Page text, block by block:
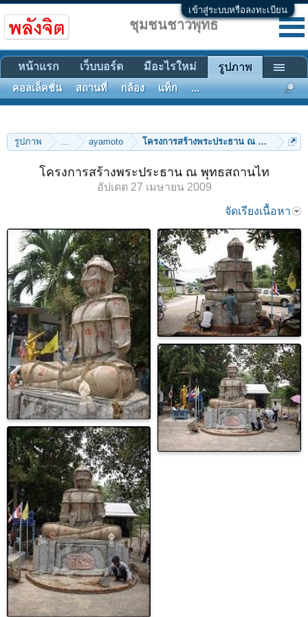
เข้าสู่ระบบหรือลงทะเบียน
รูปภาพ ... ayamoto โครงการสร้างพระประธาน ณ พุทธสถานไท
โครงการสร้างพระประธาน ณ พุทธสถานไท
อัปเดต 27 เมษายน 2009
จัดเรียงเนื้อหา
ชุมชนชาวพุทธ
หน้าแรก เว็บบอร์ด มีอะไรใหม่ รูปภาพ
คอลเล็คชั่น สถานที่ กล้อง แท็ก ...